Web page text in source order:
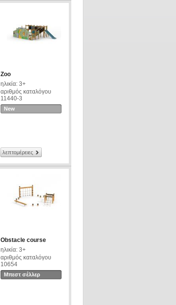
Zoo
ηλικία: 3+
αριθμός καταλόγου
11440-3
New
λεπτομέρειες
Obstacle course
ηλικία: 3+
αριθμός καταλόγου
10654
Μπεστ σέλλερ